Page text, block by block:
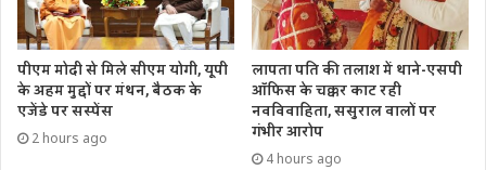
पीएम मोदी से मिले सीएम योगी, यूपी
के अहम मुद्दों पर मंथन, बैठक के
एजेंडे पर सस्पेंस
2 hours ago
लापता पति की तलाश में थाने-एसपी
ऑफिस के चक्कर काट रही
नवविवाहिता, ससुराल वालों पर
गंभीर आरोप
4 hours ago